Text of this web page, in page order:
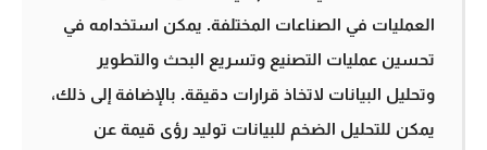
العمليات في الصناعات المختلفة. يمكن استخدامه في
تحسين عمليات التصنيع وتسريع البحث والتطوير
وتحليل البيانات لاتخاذ قرارات دقيقة. بالإضافة إلى ذلك،
يمكن للتحليل الضخم للبيانات توليد رؤى قيمة عن